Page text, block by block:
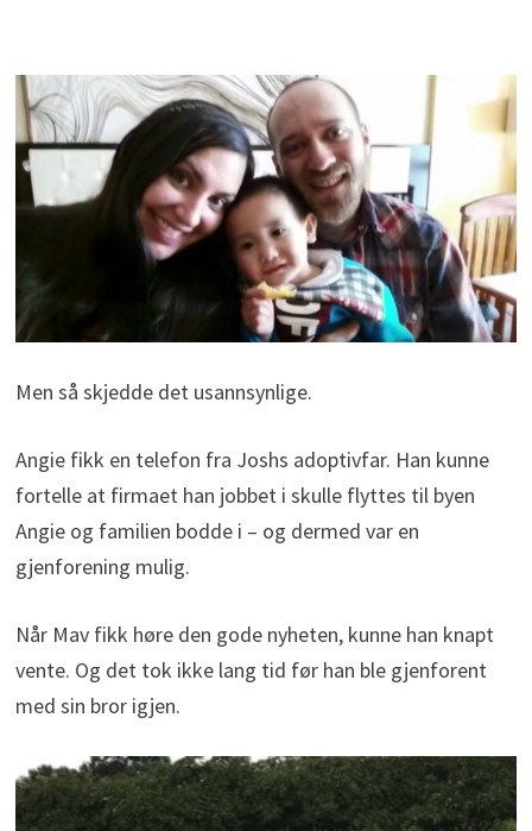
Men så skjedde det usannsynlige.
Angie fikk en telefon fra Joshs adoptivfar. Han kunne
fortelle at firmaet han jobbet i skulle flyttes til byen
Angie og familien bodde i – og dermed var en
gjenforening mulig.
Når Mav fikk høre den gode nyheten, kunne han knapt
vente. Og det tok ikke lang tid før han ble gjenforent
med sin bror igjen.